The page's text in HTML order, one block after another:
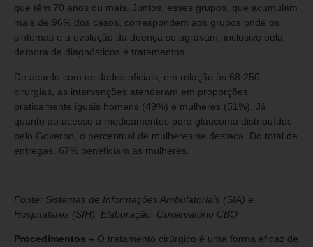
que têm 70 anos ou mais. Juntos, esses grupos, que acumulam
mais de 96% dos casos, correspondem aos grupos onde os
sintomas e a evolução da doença se agravam, inclusive pela
demora de diagnósticos e tratamentos.
De acordo com os dados oficiais, em relação às 68.250
cirurgias, as intervenções atenderam em proporções
praticamente iguais homens (49%) e mulheres (51%). Já
quanto ao acesso à medicamentos para glaucoma distribuídos
pelo Governo, o percentual de mulheres se destaca. Do total de
entregas, 67% beneficiam as mulheres.
Fonte: Sistemas de Informações Ambulatoriais (SIA) e
Hospitalares (SIH). Elaboração: Observatório CBO
Procedimentos – O tratamento cirúrgico é uma forma eficaz de